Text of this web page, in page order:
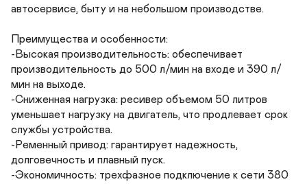
автосервисе, быту и на небольшом производстве.
Преимущества и особенности:
-Высокая производительность: обеспечивает
производительность до 500 л/мин на входе и 390 л/
мин на выходе.
-Сниженная нагрузка: ресивер объемом 50 литров
уменьшает нагрузку на двигатель, что продлевает срок
службы устройства.
-Ременный привод: гарантирует надежность,
долговечность и плавный пуск.
-Экономичность: трехфазное подключение к сети 380